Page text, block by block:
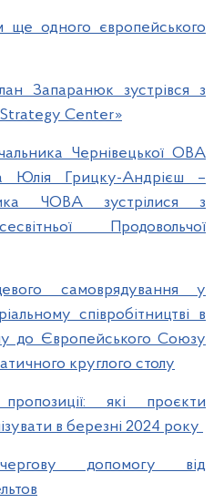
ще одного європейського
Запаранюк зустрівся з
Center»
Чернівецької ОВА
Юлія Грицку-Андрієш –
ЧОВА зустрілися з
Продовольчої
самоврядування у
співробітництві в
до Європейського Союзу
круглого столу
які проєкти
в березні 2024 року
допомогу від